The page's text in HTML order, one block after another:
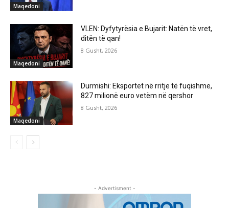
Maqedoni
Maqedoni
VLEN: Dyfytyrësia e Bujarit: Natën të vret,
ditën të qan!
8 Gusht, 2026
Maqedoni
Durmishi: Eksportet në rritje të fuqishme,
827 milionë euro vetëm në qershor
8 Gusht, 2026
- Advertisment -